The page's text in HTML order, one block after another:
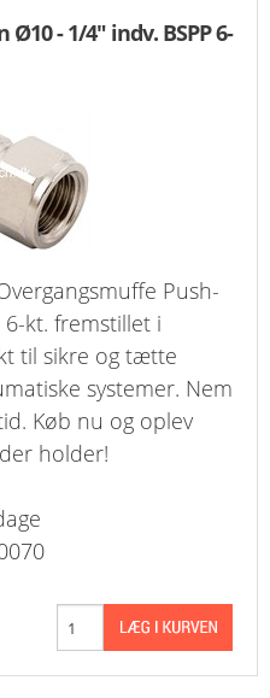
- 1/4" indv. BSPP 6-
Push-
kt. fremstillet i
til sikre og tætte
systemer. Nem
Køb nu og oplev
holder!